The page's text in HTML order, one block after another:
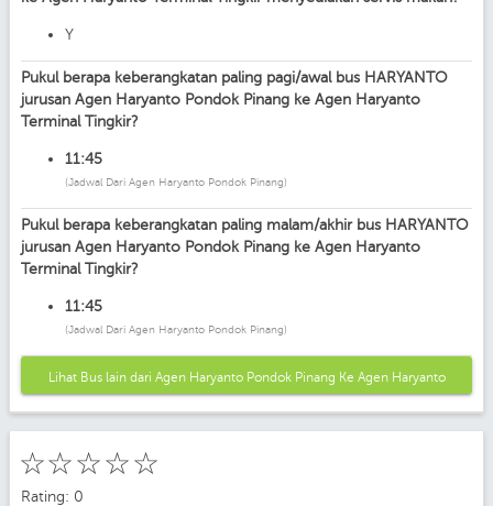
Y
Pukul berapa keberangkatan paling pagi/awal bus HARYANTO
jurusan Agen Haryanto Pondok Pinang ke Agen Haryanto
Terminal Tingkir?
11:45
(Jadwal Dari Agen Haryanto Pondok Pinang)
Pukul berapa keberangkatan paling malam/akhir bus HARYANTO
jurusan Agen Haryanto Pondok Pinang ke Agen Haryanto
Terminal Tingkir?
11:45
(Jadwal Dari Agen Haryanto Pondok Pinang)
Lihat Bus lain dari Agen Haryanto Pondok Pinang Ke Agen Haryanto
Terminal Tingkir
☆
☆
☆
☆
☆
Rating: 0